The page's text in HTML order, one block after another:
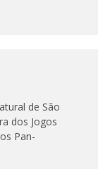
de São
dos Jogos
Pan-